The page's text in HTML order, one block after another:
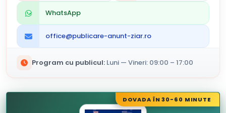
WhatsApp
office@publicare-anunt-ziar.ro
Program cu publicul: Luni — Vineri: 09:00 – 17:00
DOVADA ÎN 30-60 MINUTE